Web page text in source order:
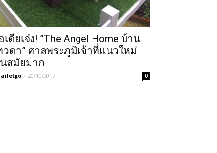
เดียเจ๋ง! ”The Angel Home บ้าน
วดา” ศาลพระภูมิเจ้าที่แนวใหม่
สมัยมาก
- 20/10/2017 0